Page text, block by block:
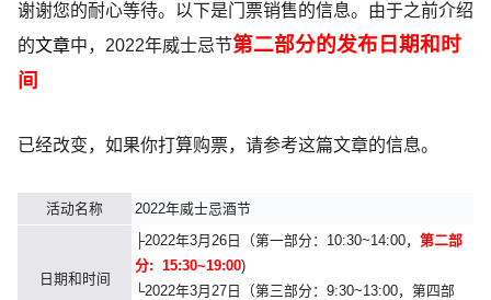
谢谢您的耐心等待。以下是门票销售的信息。由于之前介绍
的文章中，2022年威士忌节第二部分的发布日期和时
间
已经改变，如果你打算购票，请参考这篇文章的信息。
活动名称 2022年威士忌酒节
日期和时间
├2022年3月26日（第一部分：10:30~14:00， 第二部
分: 15:30~19:00)
└2022年3月27日（第三部分：9:30~13:00，第四部